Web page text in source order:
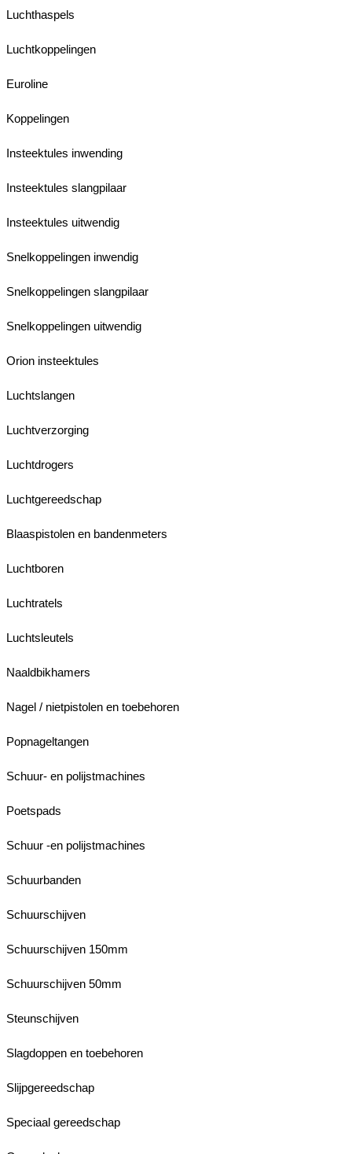
Luchthaspels
Luchtkoppelingen
Euroline
Koppelingen
Insteektules inwending
Insteektules slangpilaar
Insteektules uitwendig
Snelkoppelingen inwendig
Snelkoppelingen slangpilaar
Snelkoppelingen uitwendig
Orion insteektules
Luchtslangen
Luchtverzorging
Luchtdrogers
Luchtgereedschap
Blaaspistolen en bandenmeters
Luchtboren
Luchtratels
Luchtsleutels
Naaldbikhamers
Nagel / nietpistolen en toebehoren
Popnageltangen
Schuur- en polijstmachines
Poetspads
Schuur -en polijstmachines
Schuurbanden
Schuurschijven
Schuurschijven 150mm
Schuurschijven 50mm
Steunschijven
Slagdoppen en toebehoren
Slijpgereedschap
Speciaal gereedschap